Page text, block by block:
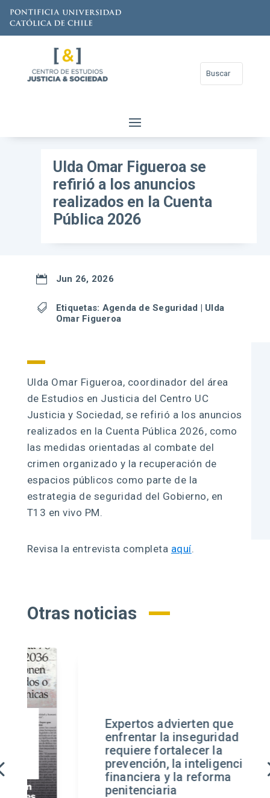
Ulda Omar Figueroa se
refirió a los anuncios
realizados en la Cuenta
Pública 2026
 Jun 26, 2026
 Etiquetas: Agenda de Seguridad | Ulda
Omar Figueroa
Ulda Omar Figueroa, coordinador del área
de Estudios en Justicia del Centro UC
Justicia y Sociedad, se refirió a los anuncios
realizados en la Cuenta Pública 2026, como
las medidas orientadas al combate del
crimen organizado y la recuperación de
espacios públicos como parte de la
estrategia de seguridad del Gobierno, en
T13 en vivo PM.
Revisa la entrevista completa aquí.
Otras noticias
Expertos advierten que
enfrentar la inseguridad
requiere fortalecer la
prevención, la inteligencia
financiera y la reforma
penitenciaria